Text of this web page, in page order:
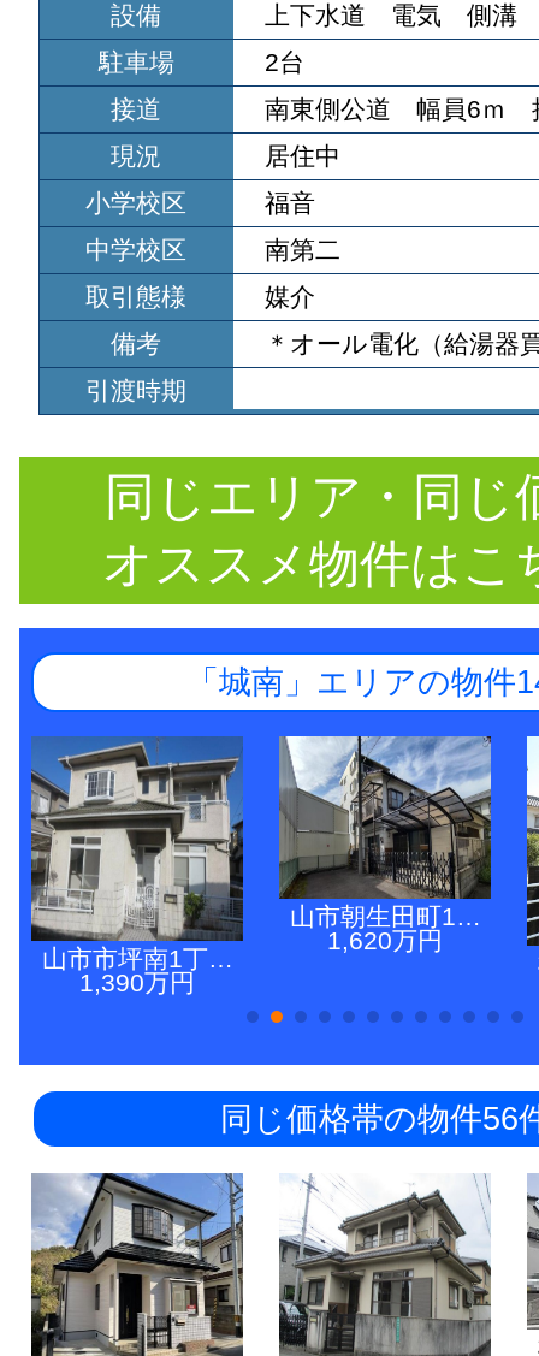
設備
上下水道 電気 側溝
駐車場
2台
接道
南東側公道 幅員6ｍ
現況
居住中
小学校区
福音
中学校区
南第二
取引態様
媒介
備考
＊オール電化（給湯器
引渡時期
同じエリア・同じ
オススメ物件はこ
「城南」エリアの物件
山市市坪南1丁…
1,390万円
山市朝生田町1…
1,620万円
同じ価格帯の物件56